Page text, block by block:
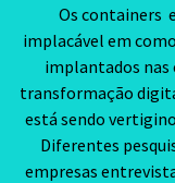
Os containers
implacável em
implantados nas
transformação
está sendo
Diferentes
empresas